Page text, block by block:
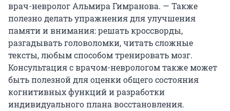
врач-невролог Альмира Гимранова. — Также
полезно делать упражнения для улучшения
памяти и внимания: решать кроссворды,
разгадывать головоломки, читать сложные
тексты, любым способом тренировать мозг.
Консультация с врачом-неврологом также может
быть полезной для оценки общего состояния
когнитивных функций и разработки
индивидуального плана восстановления.